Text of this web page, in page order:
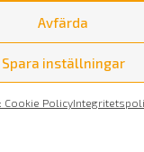
Avfärda
Spara inställningar
Cookie Policy